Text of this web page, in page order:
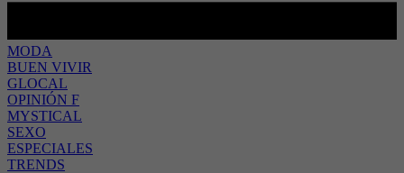
MODA
BUEN VIVIR
GLOCAL
OPINIÓN F
MYSTICAL
SEXO
ESPECIALES
TRENDS